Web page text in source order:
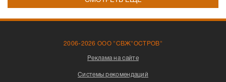
2006-2026 ООО "СВЖ"ОСТРОВ"
Реклама на сайте
Системы рекомендаций